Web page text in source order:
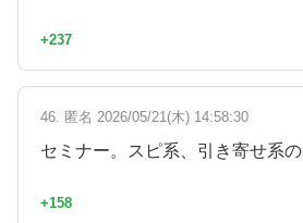
+237
46. 匿名 2026/05/21(木) 14:58:30
セミナー。スピ系、引き寄せ系の
+158